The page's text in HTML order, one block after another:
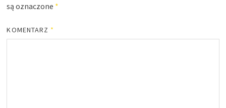
są oznaczone *
KOMENTARZ *